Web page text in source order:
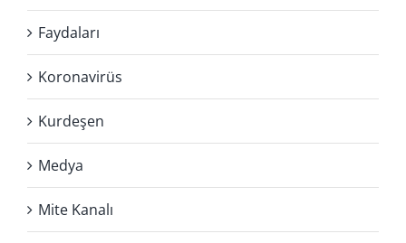
Faydaları
Koronavirüs
Kurdeşen
Medya
Mite Kanalı